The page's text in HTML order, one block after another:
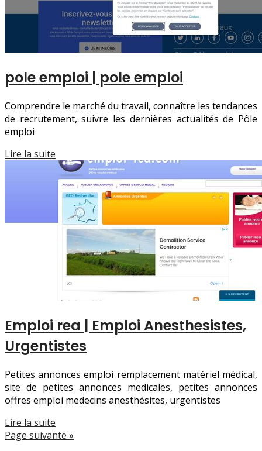
pole emploi | pole emploi
Comprendre le marché du travail, connaître les tendances
de recrutement, suivre les dernières actualités de Pôle
emploi
Lire la suite
Emploi rea | Emploi Anesthe­sistes,
Urgentistes
Petites annonces emploi remplacement matériel médical,
site de petites annonces medicales, petites annonces
offres emploi medecins anesthésites, urgentistes
Lire la suite
Page suivante »